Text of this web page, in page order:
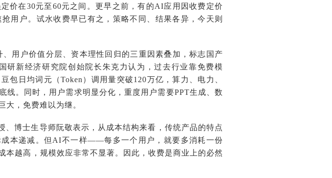
价在30元至60元之间。更早之前，有的AI应用因收费定价
用户。试水收费早已有之，策略不同、结果各异，今天则
用户价值分层、资本理性回归的三重因素叠加，标志国产
研新经济研究院创始院长朱克力认为，过去行业靠免费模
包日均词元（Token）调用量突破120万亿，算力、电力、
线。同时，用户需求明显分化，重度用户需要PPT生成、数
大，免费难以为继。
、博士生导师阮敬表示，从成本结构来看，传统产品的特点
本递减。但AI不一样——每多一个用户，就要多消耗一份
本越高，规模效应非常不显著。因此，收费是商业上的必然